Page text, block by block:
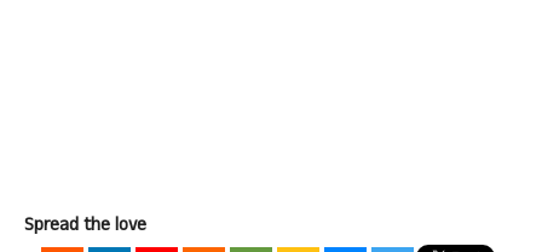
Spread the love